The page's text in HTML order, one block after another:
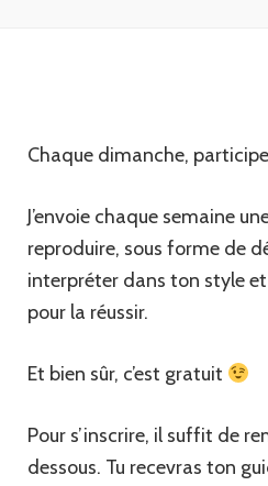
Chaque dimanche,
J’envoie chaque semaine
reproduire, sous forme de
interpréter dans ton style
pour la réussir.
Et bien sûr, c’est gratuit
Pour s’inscrire, il suffit de
dessous. Tu recevras ton